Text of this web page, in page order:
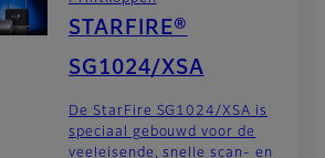
STARFIRE®
SG1024/XSA
De StarFire SG1024/XSA is
speciaal gebouwd voor de
veeleisende, snelle scan- en